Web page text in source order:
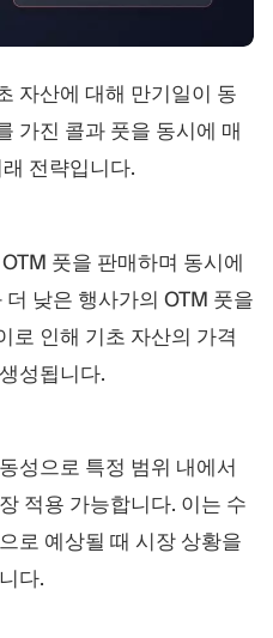
자산에 대해 만기일이 동
가진 콜과 풋을 동시에 매
전략입니다.
풋을 판매하며 동시에
낮은 행사가의 OTM 풋을
로 인해 기초 자산의 가격
성됩니다.
성으로 특정 범위 내에서
적용 가능합니다. 이는 수
로 예상될 때 시장 상황을
다.